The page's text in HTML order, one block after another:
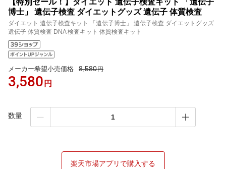
【特別セール！】ダイエット 遺伝子検査キット 「遺伝子
博士」 遺伝子検査 ダイエットグッズ 遺伝子 体質検査
ダイエット 遺伝子検査キット 「遺伝子博士」 遺伝子検査 ダイエットグッズ
遺伝子 体質検査 DNA 検査キット 体質検査キット
メーカー希望小売価格 8,580円
3,580 円
数量
楽天市場アプリで購入する